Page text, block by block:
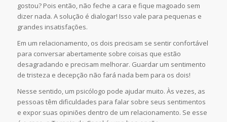
gostou? Pois então, não feche a cara e fique magoado sem
dizer nada. A solução é dialogar! Isso vale para pequenas e
grandes insatisfações.
Em um relacionamento, os dois precisam se sentir confortável
para conversar abertamente sobre coisas que estão
desagradando e precisam melhorar. Guardar um sentimento
de tristeza e decepção não fará nada bem para os dois!
Nesse sentido, um psicólogo pode ajudar muito. Às vezes, as
pessoas têm dificuldades para falar sobre seus sentimentos
e expor suas opiniões dentro de um relacionamento. Se esse